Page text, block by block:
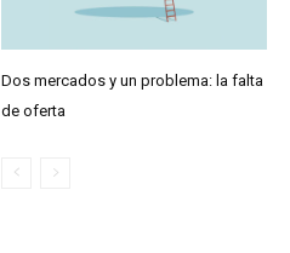
Dos mercados y un problema: la falta
de oferta